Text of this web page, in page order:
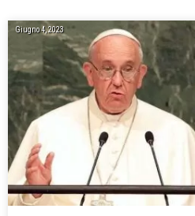
Giugno 4, 2023